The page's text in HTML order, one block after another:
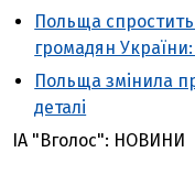
Польща
громадян
Польща змінила
деталі
ІА "Вголос": НОВИНИ